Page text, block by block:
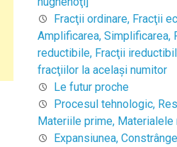
Fracţii ordinare, Fracţii
Amplificarea, Simplificarea,
reductibile, Fracţii
fracţiilor la acelaşi numitor
Le futur proche
Procesul tehnologic,
Materiile prime, Materialele
Expansiunea,